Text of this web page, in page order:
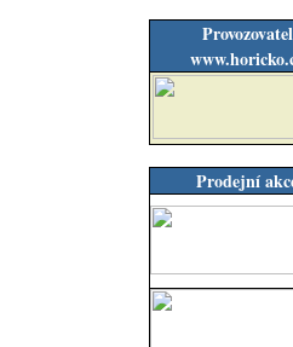
Provozovatel
Prodejní